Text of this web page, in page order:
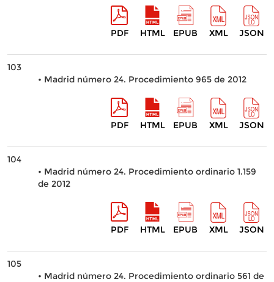
PDF HTML EPUB XML JSON
103
• Madrid número 24. Procedimiento 965 de 2012
PDF HTML EPUB XML JSON
104
• Madrid número 24. Procedimiento ordinario 1.159
de 2012
PDF HTML EPUB XML JSON
105
• Madrid número 24. Procedimiento ordinario 561 de